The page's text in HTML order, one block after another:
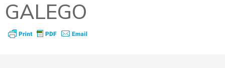
GALEGO